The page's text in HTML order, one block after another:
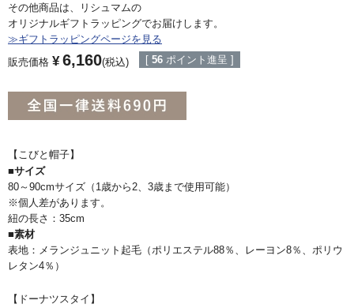
その他商品は、リシュマムの
オリジナルギフトラッピングでお届けします。
≫ギフトラッピングページを見る
販売価格 ¥ 6,160 税込 [ 56 ポイント進呈 ]
【こびと帽子】
■サイズ
80～90cmサイズ（1歳から2、3歳まで使用可能）
※個人差があります。
紐の長さ：35cm
■素材
表地：メランジュニット起毛（ポリエステル88％、レーヨン8％、ポリウ
レタン4％）
【ドーナツスタイ】